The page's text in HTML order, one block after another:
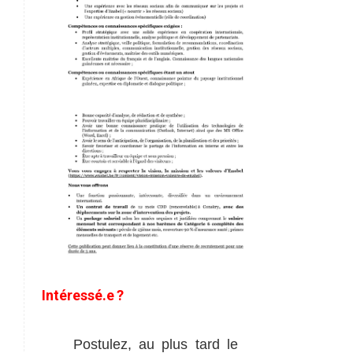
Intéressé.e?
Postulez, au plus tard le